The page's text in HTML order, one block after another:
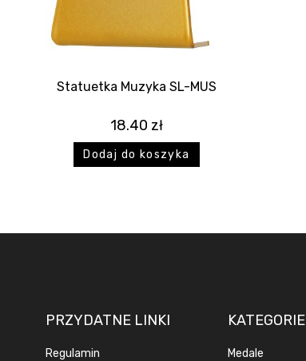
Statuetka Muzyka SL-MUS
18.40 zł
Dodaj do koszyka
PRZYDATNE LINKI
Regulamin
KATEGORIE
Medale